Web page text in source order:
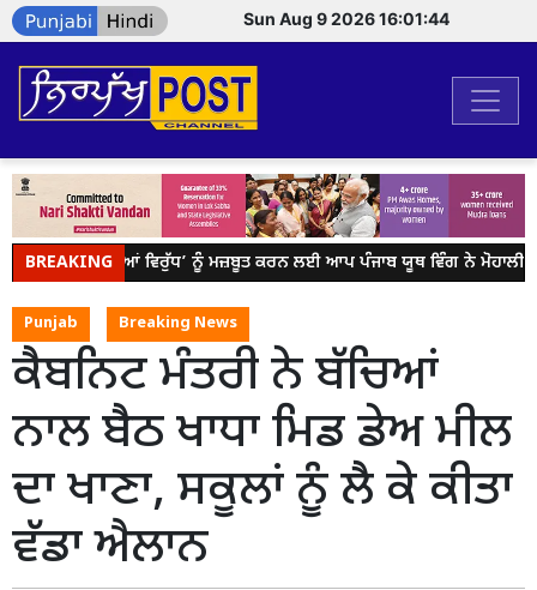
Sun Aug 9 2026 16:01:44
BREAKING
ਯੁੱਧ ਨਸ਼ਿਆਂ ਵਿਰੁੱਧ’ ਨੂੰ ਮਜ਼ਬੂਤ ਕਰਨ ਲਈ ਆਪ ਪੰਜਾਬ ਯੂਥ ਵਿੰਗ ਨੇ ਮੋਹਾਲੀ
Punjab Breaking News
ਕੈਬਨਿਟ ਮੰਤਰੀ ਨੇ ਬੱਚਿਆਂ
ਨਾਲ ਬੈਠ ਖਾਧਾ ਮਿਡ ਡੇਅ ਮੀਲ
ਦਾ ਖਾਣਾ, ਸਕੂਲਾਂ ਨੂੰ ਲੈ ਕੇ ਕੀਤਾ
ਵੱਡਾ ਐਲਾਨ